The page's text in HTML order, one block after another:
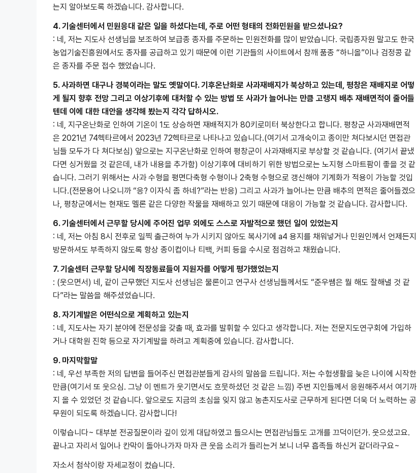
는지 알아보도록 하겠습니다. 감사합니다.
4. 기술센터에서 민원응대 같은 일을 하셨다는데, 주로 어떤 형태의 전화민원을 받으셨나요?
: 네, 저는 지도사 선생님을 보조하여 보급종 종자를 주문하는 민원전화를 많이 받았습니다. 국립종자원 말고도 한국
농업기술진흥원에서도 종자를 공급하고 있기 때문에 이런 기관들의 사이트에서 참깨 품종 “하니올”이나 검정콩 같
은 종자를 주문 접수 했었습니다.
5. 사과하면 대구나 경북이라는 말도 옛말이다. 기후온난화로 사과재배지가 북상하고 있는데, 평창은 재배지로 어떻
게 될지 향후 전망 그리고 이상기후에 대처할 수 있는 방법 또 사과가 늘어나는 만큼 고랭지 배추 재배면적이 줄어들
텐데 이에 대한 대안을 생각해 봤는지 각각 답하시오.
: 네, 지구온난화로 인하여 기온이 1도 상승하면 재배적지가 80키로미터 북상한다고 합니다. 평창군 사과재배면적
은 2021년 74헥타르에서 2023년 72헥타르로 나타나고 있습니다.(여기서 고개숙이고 종이만 쳐다보시던 면접관
님들 모두가 다 쳐다보심) 앞으로는 지구온난화로 인하여 평창군이 사과재배지로 부상할 것 같습니다. (여기서 끝냈
다면 싱거웠을 것 같은데, 내가 내용을 추가함) 이상기후에 대비하기 위한 방법으로는 노지형 스마트팜이 좋을 것 같
습니다. 그러기 위해서는 사과 수형을 평면다축형 수형이나 2축형 수형으로 갱신해야 기계화가 적용이 가능할 것입
니다.(전문용어 나오니까 “응? 이자식 좀 하네?”라는 반응) 그리고 사과가 늘어나는 만큼 배추의 면적은 줄어들겠으
나, 평창군에서는 현재도 멜론 같은 다양한 작물을 재배하고 있기 때문에 대응이 가능할 것 같습니다. 감사합니다.
6. 기술센터에서 근무할 당시에 주어진 업무 외에도 스스로 자발적으로 했던 일이 있었는지
: 네, 저는 아침 8시 전후로 일찍 출근하여 누가 시키지 않아도 복사기에 a4 용지를 채워넣거나 민원인께서 언제든지
방문하셔도 부족하지 않도록 항상 종이컵이나 티백, 커피 등을 수시로 점검하고 채웠습니다.
7. 기술센터 근무할 당시에 직장동료들이 지원자를 어떻게 평가했었는지
: (웃으면서) 네, 같이 근무했던 지도사 선생님은 물론이고 연구사 선생님들께서도 “준우쌤은 뭘 해도 잘해낼 것 같
다”라는 말씀을 해주셨었습니다.
8. 자기계발은 어떤식으로 계획하고 있는지
: 네, 지도사는 자기 분야에 전문성을 갖출 때, 효과를 발휘할 수 있다고 생각합니다. 저는 전문지도연구회에 가입하
거나 대학원 진학 등으로 자기계발을 하려고 계획중에 있습니다. 감사합니다.
9. 마지막할말
: 네, 우선 부족한 저의 답변을 들어주신 면접관분들게 감사의 말씀을 드립니다. 저는 수험생활을 늦은 나이에 시작한
만큼(여기서 또 웃으심. 그냥 이 멘트가 웃기면서도 흐뭇하셨던 것 같은 느낌) 주변 지인들께서 응원해주셔서 여기까
지 올 수 있었던 것 같습니다. 앞으로도 지금의 초심을 잊지 않고 농촌지도사로 근무하게 된다면 더욱 더 노력하는 공
무원이 되도록 하겠습니다. 감사합니다!
이렇습니다~ 대부분 전공질문이라 깊이 있게 대답하였고 들으시는 면접관님들도 고개를 끄덕이던가. 웃으셨고요.
끝나고 자리서 일어나 칸막이 돌아나가자 마자 큰 웃음 소리가 들리는거 보니 너무 흡족들 하신거 같더라구요~
자소서 첨삭이랑 자세교정이 컸습니다.